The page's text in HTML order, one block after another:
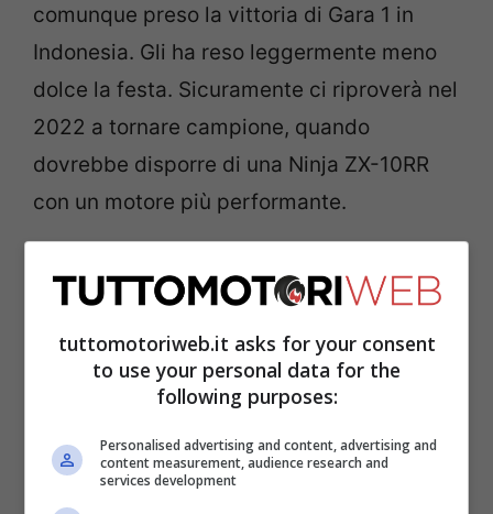
comunque preso la vittoria di Gara 1 in
Indonesia. Gli ha reso leggermente meno
dolce la festa. Sicuramente ci riproverà nel
2022 a tornare campione, quando
dovrebbe disporre di una Ninja ZX-10RR
con un motore più performante.
LEGGI ANCHE -> Superbike Indonesia,
classifica Gara 1: Razgatlioglu campione
del mondo
Superbike Indonesia: le
parole di Rea
tuttomotoriweb.it asks for your consent
to use your personal data for the
following purposes:
Personalised advertising and content, advertising and
content measurement, audience research and
services development